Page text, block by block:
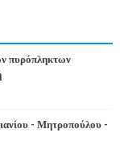
πυρόπληκτων
- Μητροπούλου -